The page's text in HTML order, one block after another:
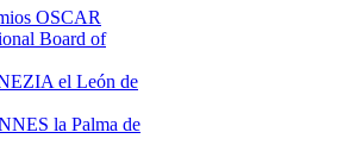
OSCAR
Board of
el León de
la Palma de